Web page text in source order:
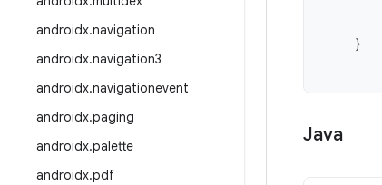
androidx.navigation
androidx.navigation3
androidx.navigationevent
androidx.paging
androidx.palette
androidx.pdf
}
Java